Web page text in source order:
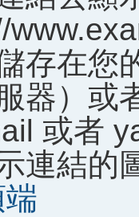
存在您
器）或
或者
連結的
端